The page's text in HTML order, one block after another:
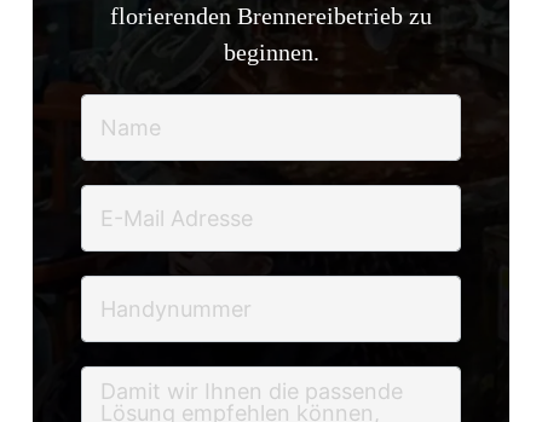
florierenden Brennereibetrieb zu
beginnen.